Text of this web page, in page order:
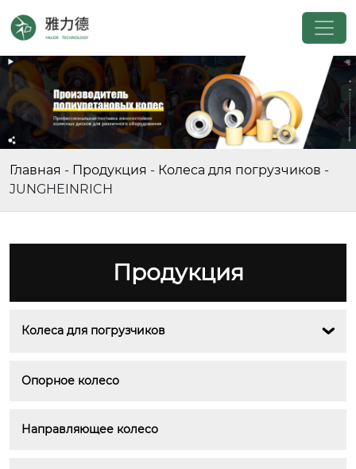
Главная - Продукция - Колеса для погрузчиков -
JUNGHEINRICH
Продукция
Колеса для погрузчиков 
Опорное колесо
Направляющее колесо